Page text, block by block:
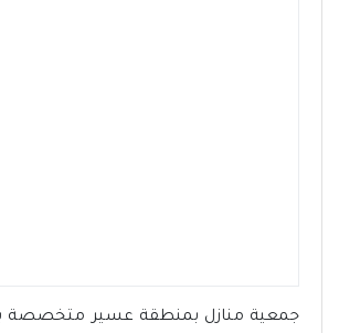
جمعية منازل بمنطقة عسير متخصصة